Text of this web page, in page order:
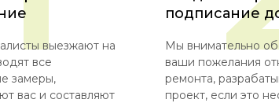
выезжают на
все
замеры,
вас и составляют
подписание
Мы внимательно
ваши пожелания
ремонта,
проект, если это